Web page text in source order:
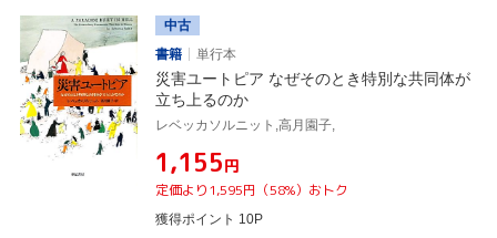
中古
書籍
単行本
災害ユートピア なぜそのとき特別な共同体が
立ち上るのか
レベッカソルニット,高月園子,
¥1,155円
定価より1,595円（58%）おトク
獲得ポイント 10P